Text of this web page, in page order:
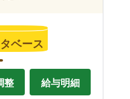
ベース
整 給与明細